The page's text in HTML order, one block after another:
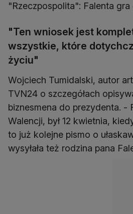
"Rzeczpospolita": Falenta
"Ten wniosek jest
wszystkie, które
życiu"
Wojciech Tumidalski, autor
TVN24 o szczegółach
biznesmena do prezydenta. -
Walencji, był 12 kwietnia,
to już kolejne pismo o
wysyłała też rodzina pana